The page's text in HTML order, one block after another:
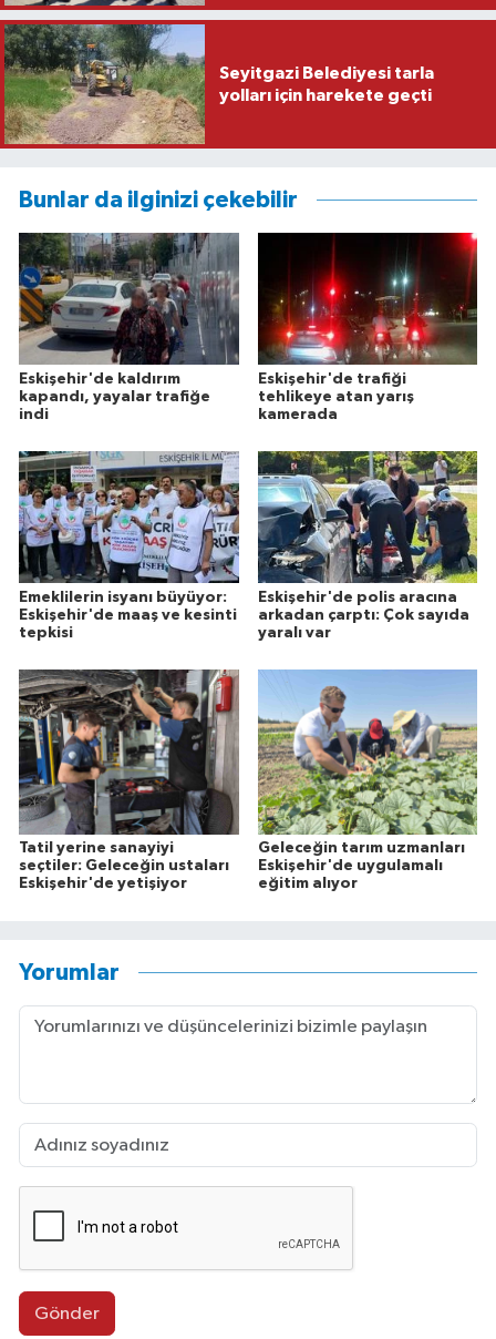
Seyitgazi Belediyesi tarla
yolları için harekete geçti
Bunlar da ilginizi çekebilir
Eskişehir'de kaldırım
kapandı, yayalar trafiğe
indi
Eskişehir'de trafiği
tehlikeye atan yarış
kamerada
Emeklilerin isyanı büyüyor:
Eskişehir'de maaş ve kesinti
tepkisi
Eskişehir'de polis aracına
arkadan çarptı: Çok sayıda
yaralı var
Tatil yerine sanayiyi
seçtiler: Geleceğin ustaları
Eskişehir'de yetişiyor
Geleceğin tarım uzmanları
Eskişehir'de uygulamalı
eğitim alıyor
Yorumlar
Gönder